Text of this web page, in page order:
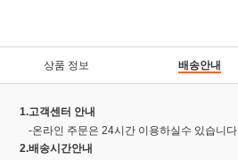
상품 정보 배송안내
1.고객센터 안내
-온라인 주문은 24시간 이용하실수 있습니다
2.배송시간안내